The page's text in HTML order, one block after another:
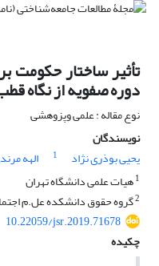
تأثیر ساختار حکومت
دوره صفویه از نگاه
نوع مقاله : علمی وپزوهشی
نویسندگان
یحیی بوذری نژاد
1 الهه
1هیات علمی دانشگاه تهران
2گروه حقوق دانشکده عل.م
10.22059/jsr.2019.71678
چکیده